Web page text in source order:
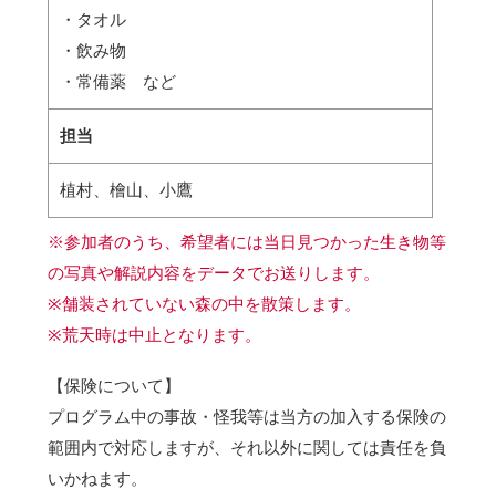
・タオル
・飲み物
・常備薬 など
担当
植村、檜山、小鷹
※参加者のうち、希望者には当日見つかった生き物等
の写真や解説内容をデータでお送りします。
※舗装されていない森の中を散策します。
※荒天時は中止となります。
【保険について】
プログラム中の事故・怪我等は当方の加入する保険の
範囲内で対応しますが、それ以外に関しては責任を負
いかねます。